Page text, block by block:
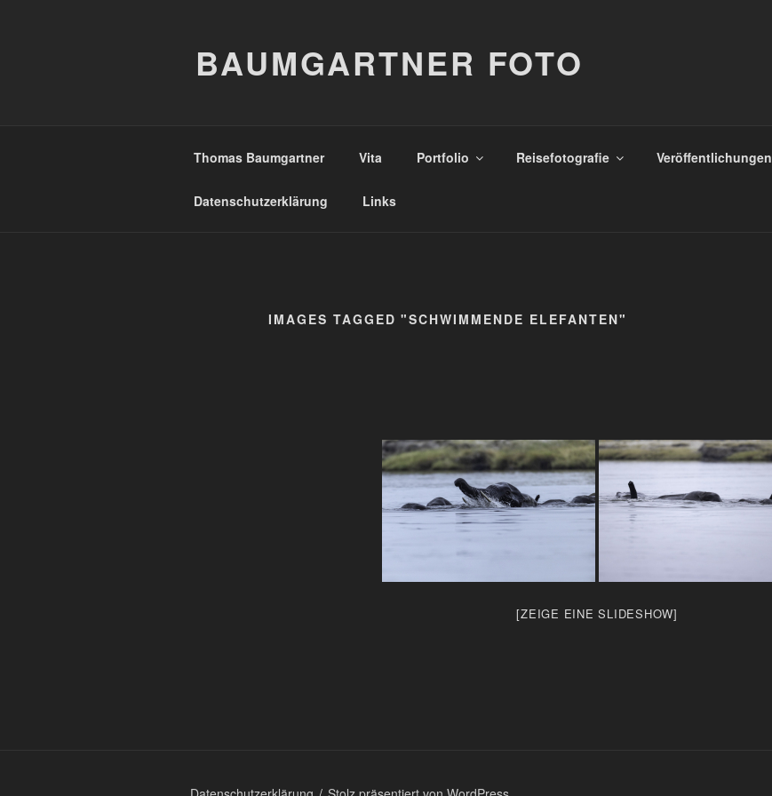
BAUMGARTNER FOTO
Thomas Baumgartner Vita Portfolio Reisefotografie Veröffentlichungen
Datenschutzerklärung Links
IMAGES TAGGED "SCHWIMMENDE ELEFANTEN"
[ZEIGE EINE SLIDESHOW]